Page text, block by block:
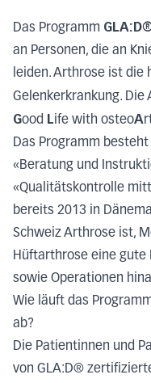
Das Programm
an Personen, die an
leiden. Arthrose ist die
Gelenkerkrankung. Die
Good Life with osteoA
Das Programm
«Beratung und
«Qualitätskontrolle
bereits 2013 in
Schweiz Arthrose ist,
Hüftarthrose eine gute
sowie Operationen
Wie läuft das
ab?
Die Patientinnen und
von GLA:D®